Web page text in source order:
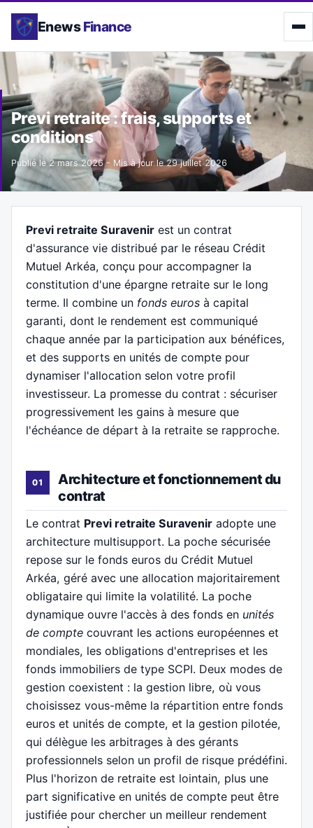
Enews Finance
Previ retraite : frais, supports et
conditions
Publié le2 mars 2026- Mis à jour le29 juillet 2026
Previ retraite Suravenir est un contrat
d'assurance vie distribué par le réseau Crédit
Mutuel Arkéa, conçu pour accompagner la
constitution d'une épargne retraite sur le long
terme. Il combine un fonds euros à capital
garanti, dont le rendement est communiqué
chaque année par la participation aux bénéfices,
et des supports en unités de compte pour
dynamiser l'allocation selon votre profil
investisseur. La promesse du contrat : sécuriser
progressivement les gains à mesure que
l'échéance de départ à la retraite se rapproche.
Architecture et fonctionnement du
contrat
Le contrat Previ retraite Suravenir adopte une
architecture multisupport. La poche sécurisée
repose sur le fonds euros du Crédit Mutuel
Arkéa, géré avec une allocation majoritairement
obligataire qui limite la volatilité. La poche
dynamique ouvre l'accès à des fonds en unités
de compte couvrant les actions européennes et
mondiales, les obligations d'entreprises et les
fonds immobiliers de type SCPI. Deux modes de
gestion coexistent : la gestion libre, où vous
choisissez vous-même la répartition entre fonds
euros et unités de compte, et la gestion pilotée,
qui délègue les arbitrages à des gérants
professionnels selon un profil de risque prédéfini.
Plus l'horizon de retraite est lointain, plus une
part significative en unités de compte peut être
justifiée pour chercher un meilleur rendement